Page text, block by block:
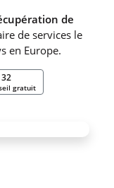
de
de services le
en Europe.
gratuit